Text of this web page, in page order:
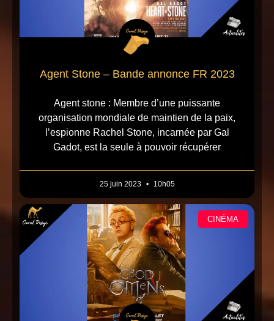
Agent Stone – Bande annonce FR 2023
Agent stone : Membre d’une puissante
organisation mondiale de maintien de la paix,
l’espionne Rachel Stone, incarnée par Gal
Gadot, est la seule à pouvoir récupérer
25 juin 2023 10h05
CINÉMA